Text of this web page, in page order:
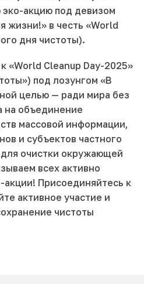
эко-акцию под девизом
жизни!» в честь «World
дня чистоты).
«World Cleanup Day-2025»
под лозунгом «В
целью — ради мира без
на объединение
массовой информации,
и субъектов частного
очистки окружающей
всех активно
акции! Присоединяйтесь к
активное участие и
чистоты